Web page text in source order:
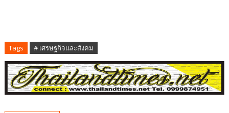
Tags # เศรษฐกิจและสังคม